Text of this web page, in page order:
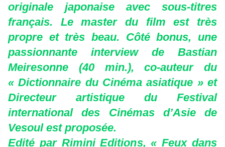
originale japonaise avec sous-titres
français. Le master du film est très
propre et très beau. Côté bonus, une
passionnante interview de Bastian
Meiresonne (40 min.), co-auteur du
« Dictionnaire du Cinéma asiatique » et
Directeur artistique du Festival
international des Cinémas d’Asie de
Vesoul est proposée.
Edité par Rimini Editions, « Feux dans